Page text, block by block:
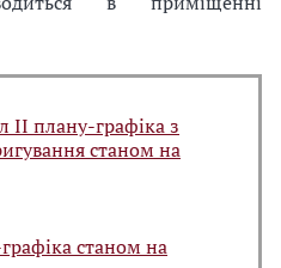
ІІ плану-графіка з
станом на
станом на